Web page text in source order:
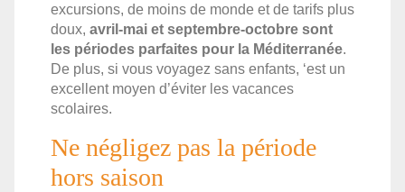
excursions, de moins de monde et de tarifs plus
doux, avril-mai et septembre-octobre sont
les périodes parfaites pour la Méditerranée.
De plus, si vous voyagez sans enfants, ‘est un
excellent moyen d’éviter les vacances
scolaires.
Ne négligez pas la période
hors saison